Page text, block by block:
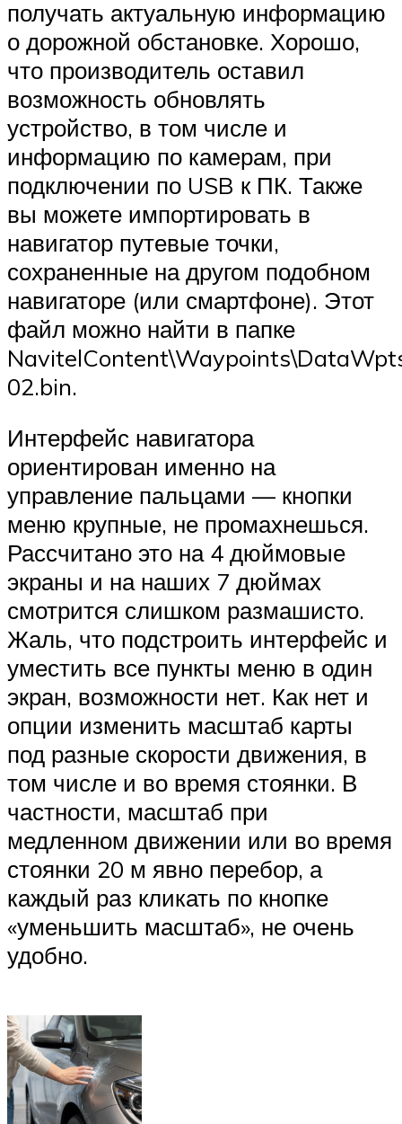
получать актуальную информацию
о дорожной обстановке. Хорошо,
что производитель оставил
возможность обновлять
устройство, в том числе и
информацию по камерам, при
подключении по USB к ПК. Также
вы можете импортировать в
навигатор путевые точки,
сохраненные на другом подобном
навигаторе (или смартфоне). Этот
файл можно найти в папке
02.bin.
Интерфейс навигатора
ориентирован именно на
управление пальцами — кнопки
меню крупные, не промахнешься.
Рассчитано это на 4 дюймовые
экраны и на наших 7 дюймах
смотрится слишком размашисто.
Жаль, что подстроить интерфейс и
уместить все пункты меню в один
экран, возможности нет. Как нет и
опции изменить масштаб карты
под разные скорости движения, в
том числе и во время стоянки. В
частности, масштаб при
медленном движении или во время
стоянки 20 м явно перебор, а
каждый раз кликать по кнопке
«уменьшить масштаб», не очень
удобно.